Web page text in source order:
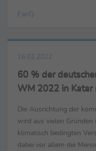
FanQ
16.02.2022
60 % der
WM 2022 in Katar
Die Ausrichtung der
wird aus vielen
klimatisch bedingten
dabei vor allem die